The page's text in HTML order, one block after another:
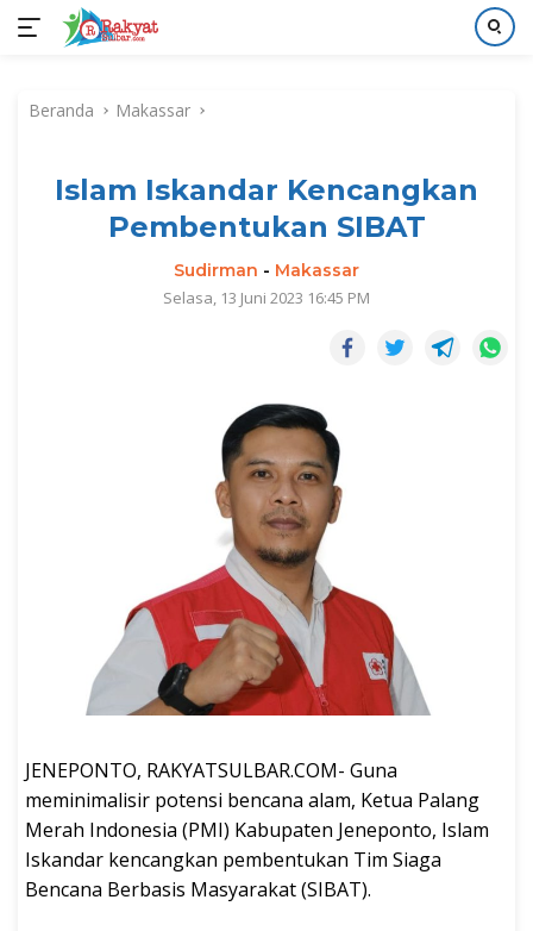
kontenBeranda Makassar
Islam Iskandar Kencangkan
Pembentukan SIBAT
Sudirman - Makassar
Selasa, 13 Juni 2023 16:45 PM
JENEPONTO, RAKYATSULBAR.COM- Guna
meminimalisir potensi bencana alam, Ketua Palang
Merah Indonesia (PMI) Kabupaten Jeneponto, Islam
Iskandar kencangkan pembentukan Tim Siaga
Bencana Berbasis Masyarakat (SIBAT).